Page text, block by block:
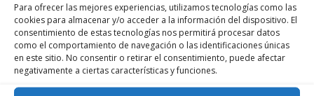
Para ofrecer las mejores experiencias, utilizamos tecnologías como las
cookies para almacenar y/o acceder a la información del dispositivo. El
consentimiento de estas tecnologías nos permitirá procesar datos
como el comportamiento de navegación o las identificaciones únicas
en este sitio. No consentir o retirar el consentimiento, puede afectar
negativamente a ciertas características y funciones.